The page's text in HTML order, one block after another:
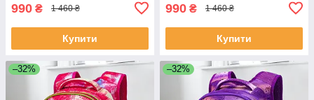
990 ₴ 1 460 ₴
Купити
990 ₴ 1 460 ₴
Купити
–32% –32%